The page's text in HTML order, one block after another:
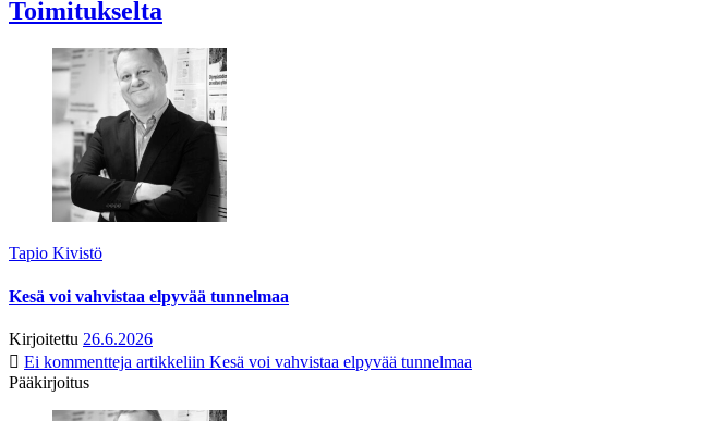
Toimitukselta
Tapio Kivistö
Kesä voi vahvistaa elpyvää tunnelmaa
Kirjoitettu 26.6.2026
Ei kommentteja artikkeliin Kesä voi vahvistaa elpyvää tunnelmaa
Pääkirjoitus